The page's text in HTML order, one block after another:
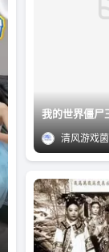
我的世界僵尸
清风游戏菌